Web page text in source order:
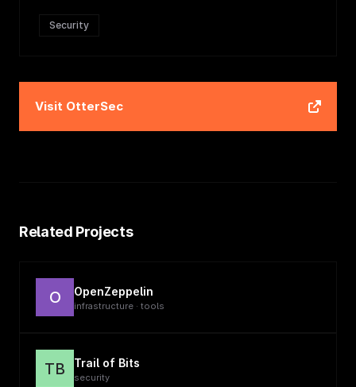
Security
Visit OtterSec
Related Projects
O OpenZeppelin
infrastructure · tools
TB Trail of Bits
security